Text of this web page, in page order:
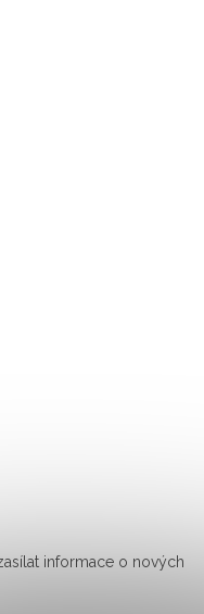
informace o nových